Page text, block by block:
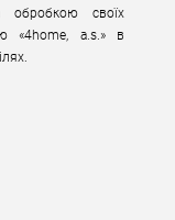
«4home, a.s.» в